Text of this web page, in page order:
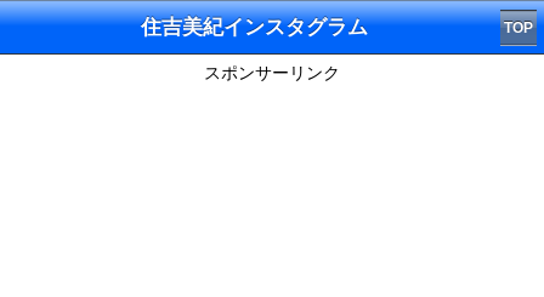
住吉美紀インスタグラム TOP
スポンサーリンク